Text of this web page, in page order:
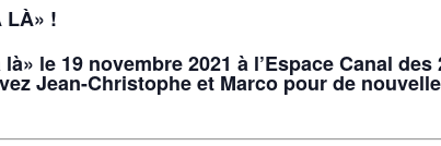
LÀ» !
le 19 novembre 2021 à l’Espace Canal des
Jean-Christophe et Marco pour de